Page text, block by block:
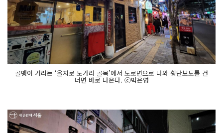
골뱅이 거리는 ‘을지로 노가리 골목’에서 도로변으로 나와 횡단보도를 건
너면 바로 나온다. ⓒ박은영